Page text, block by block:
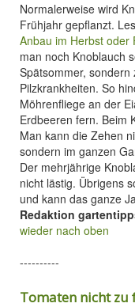
Normalerweise wird
Frühjahr gepflanzt.
Anbau im Herbst oder
man noch Knoblauch
Spätsommer,
Pilzkrankheiten. So
Möhrenfliege an der
Erdbeeren fern. Beim
Man kann die Zehen
sondern im ganzen
Der mehrjährige
nicht lästig. Übrigens
und kann das ganze
Redaktion
wieder nach oben
----------
Tomaten nicht